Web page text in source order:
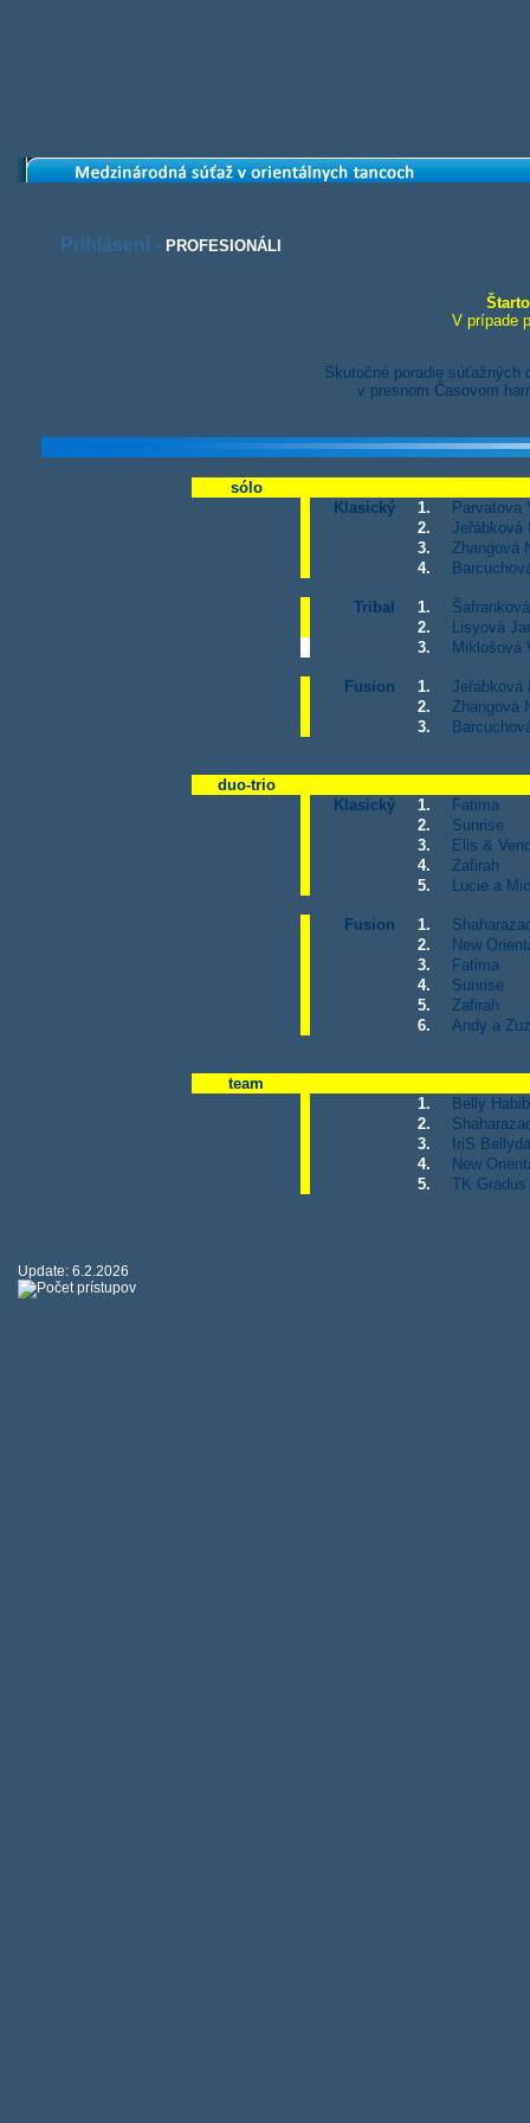
Prihlásení - PROFESIONÁLI
V prípade
Skutočné poradie súťažných
v presnom Časovom
sólo
Klasický
1.
Parvatova
2.
Jeřábková
3.
Zhangová
4.
Tribal 1.
2.
Lisyová
3.
Miklošová
Fusion 1.
Jeřábková
2.
Zhangová
3.
duo-trio
Klasický
1.
Fatima
2.
Sunrise
3.
Elis &
4.
Zafirah
5.
Lucie a
Fusion 1.
2.
New
3.
Fatima
4.
Sunrise
5.
Zafirah
6.
Andy a
team
1.
Belly
2.
3.
IriS
4.
New
5.
TK
Update: 6.2.2026